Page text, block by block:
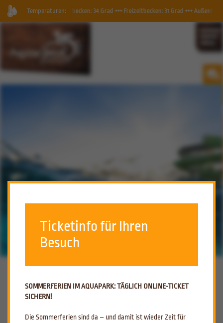
Ticketinfo für Ihren
Besuch
SOMMERFERIEN IM AQUAPARK: TÄGLICH ONLINE-TICKET
SICHERN!
Die Sommerferien sind da – und damit ist wieder Zeit für
Temperaturen:
Geysirbecken: 34 Grad +++ Freizeitbecken: 31 Grad +++ Außenbecken: 30 Grad
WASSERGYMNASTIK PAUSIERT WÄHREND
DER SOM
SOMMERFERIEN TÄGLICH ONLINE-
FOTO- UND VIDEOAUFNAHMEN IM